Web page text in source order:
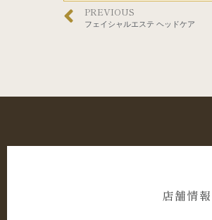
PREVIOUS
フェイシャルエステ ヘッドケア
店舗情報